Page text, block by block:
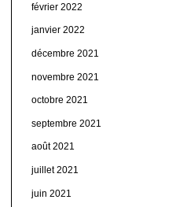
février 2022
janvier 2022
décembre 2021
novembre 2021
octobre 2021
septembre 2021
août 2021
juillet 2021
juin 2021